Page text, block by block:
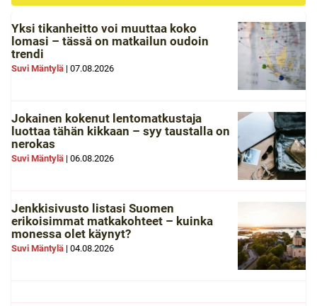
Yksi tikanheitto voi muuttaa koko
lomasi – tässä on matkailun oudoin
trendi
Suvi Mäntylä | 07.08.2026
Jokainen kokenut lentomatkustaja
luottaa tähän kikkaan – syy taustalla on
nerokas
Suvi Mäntylä | 06.08.2026
Jenkkisivusto listasi Suomen
erikoisimmat matkakohteet – kuinka
monessa olet käynyt?
Suvi Mäntylä | 04.08.2026